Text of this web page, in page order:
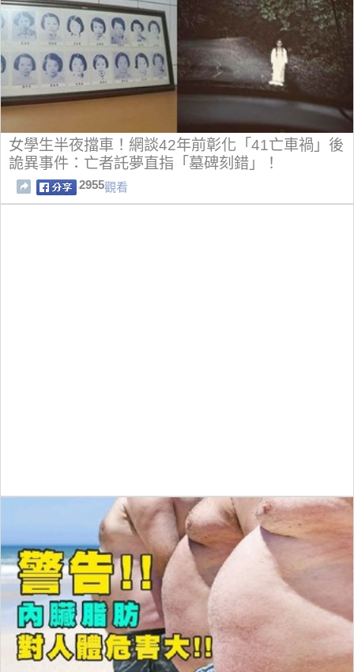
女學生半夜擋車！網談42年前彰化「41亡車禍」後
詭異事件：亡者託夢直指「墓碑刻錯」！
2955觀看